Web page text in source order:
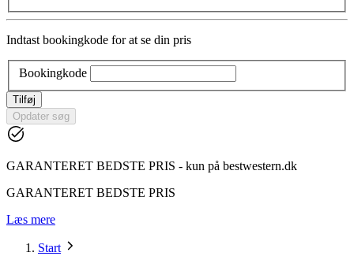
Indtast bookingkode for at se din pris
Bookingkode
Tilføj
Opdater søg
GARANTERET BEDSTE PRIS - kun på bestwestern.dk
GARANTERET BEDSTE PRIS
Læs mere
Start